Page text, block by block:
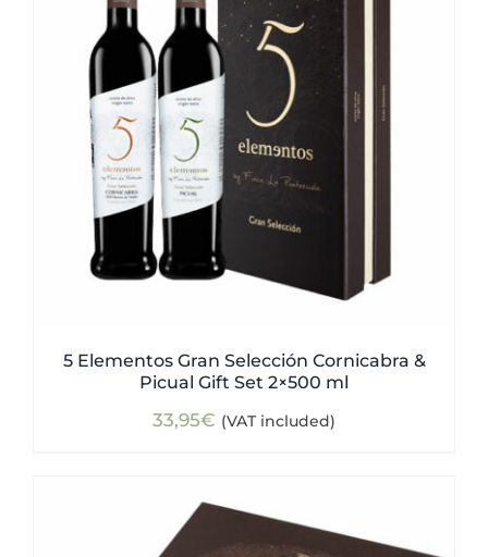
5 Elementos Gran Selección Cornicabra &
Picual Gift Set 2×500 ml
33,95€ (VAT included)